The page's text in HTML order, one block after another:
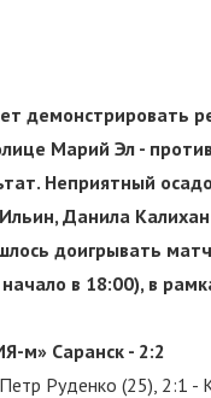
демонстрировать
Марий Эл -
Неприятный
Данила
доигрывать
в 18:00), в
м» Саранск - 2:2
Руденко (25), 2:1